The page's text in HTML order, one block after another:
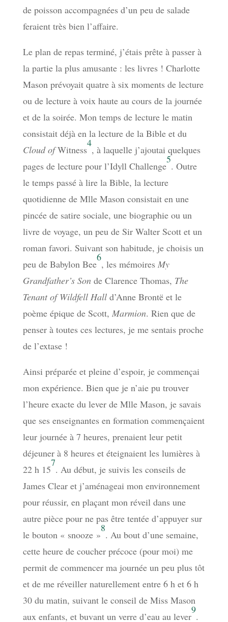
de poisson accompagnées d’un peu de salade
feraient très bien l’affaire.
Le plan de repas terminé, j’étais prête à passer à
la partie la plus amusante : les livres ! Charlotte
Mason prévoyait quatre à six moments de lecture
ou de lecture à voix haute au cours de la journée
et de la soirée. Mon temps de lecture le matin
consistait déjà en la lecture de la Bible et du
Cloud ofWitness
4
, à laquelle j’ajoutai quelques
pages de lecture pour l’Idyll Challenge
5
. Outre
le temps passé à lire la Bible, la lecture
quotidienne de Mlle Mason consistait en une
pincée de satire sociale, une biographie ou un
livre de voyage, un peu de Sir Walter Scott et un
roman favori. Suivant son habitude, je choisis un
peu de Babylon Bee
6
, les mémoires My
Grandfather’s Sonde Clarence Thomas, The
Tenant of Wildfell Halld’Anne Brontë et le
poème épique de Scott, Marmion. Rien que de
penser à toutes ces lectures, je me sentais proche
de l’extase !
Ainsi préparée et pleine d’espoir, je commençai
mon expérience. Bien que je n’aie pu trouver
l’heure exacte du lever de Mlle Mason, je savais
que ses enseignantes en formation commençaient
leur journée à 7 heures, prenaient leur petit
déjeuner à 8 heures et éteignaient les lumières à
22 h 15
7
. Au début, je suivis les conseils de
James Clear et j’aménageai mon environnement
pour réussir, en plaçant mon réveil dans une
autre pièce pour ne pas être tentée d’appuyer sur
le bouton « snooze »
8
. Au bout d’une semaine,
cette heure de coucher précoce (pour moi) me
permit de commencer ma journée un peu plus tôt
et de me réveiller naturellement entre 6 h et 6 h
30 du matin, suivant le conseil de Miss Mason
aux enfants, et buvant un verre d’eau au lever
9
.